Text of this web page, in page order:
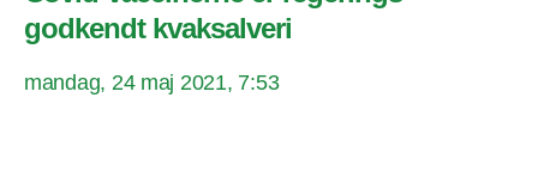
godkendt kvaksalveri
mandag, 24 maj 2021, 7:53